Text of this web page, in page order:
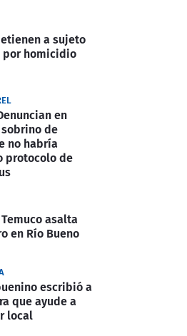
a sujeto
homicidio
en
de
no habría
protocolo de
asalta
en Río Bueno
escribió a
que ayude a
local